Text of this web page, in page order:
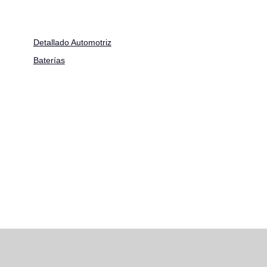
Detallado Automotriz
Baterías